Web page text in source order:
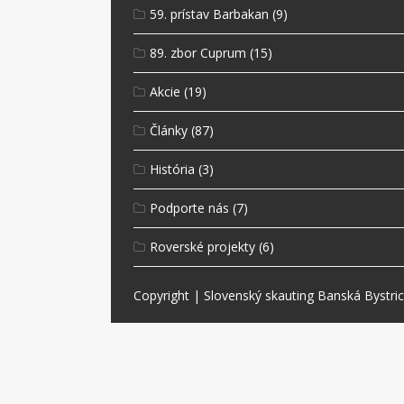
59. prístav Barbakan (9)
89. zbor Cuprum (15)
Akcie (19)
Články (87)
História (3)
Podporte nás (7)
Roverské projekty (6)
Copyright |Slovenský skauting Banská